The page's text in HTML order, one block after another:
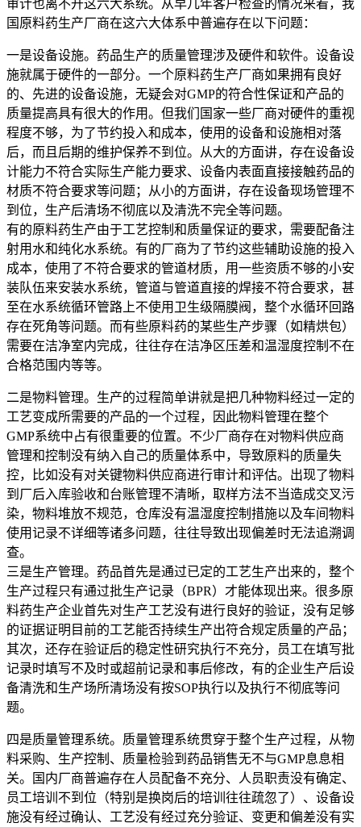
审计也离不开这六大系统。从早几年客户检查的情况来看，我
国原料药生产厂商在这六大体系中普遍存在以下问题：
一是设备设施。药品生产的质量管理涉及硬件和软件。设备设
施就属于硬件的一部分。一个原料药生产厂商如果拥有良好
的、先进的设备设施，无疑会对GMP的符合性保证和产品的
质量提高具有很大的作用。但我们国家一些厂商对硬件的重视
程度不够，为了节约投入和成本，使用的设备和设施相对落
后，而且后期的维护保养不到位。从大的方面讲，存在设备设
计能力不符合实际生产能力要求、设备内表面直接接触药品的
材质不符合要求等问题；从小的方面讲，存在设备现场管理不
到位，生产后清场不彻底以及清洗不完全等问题。
有的原料药生产由于工艺控制和质量保证的要求，需要配备注
射用水和纯化水系统。有的厂商为了节约这些辅助设施的投入
成本，使用了不符合要求的管道材质，用一些资质不够的小安
装队伍来安装水系统，管道与管道直接的焊接不符合要求，甚
至在水系统循环管路上不使用卫生级隔膜阀，整个水循环回路
存在死角等问题。而有些原料药的某些生产步骤（如精烘包）
需要在洁净室内完成，往往存在洁净区压差和温湿度控制不在
合格范围内等等。
二是物料管理。生产的过程简单讲就是把几种物料经过一定的
工艺变成所需要的产品的一个过程，因此物料管理在整个
GMP系统中占有很重要的位置。不少厂商存在对物料供应商
管理和控制没有纳入自己的质量体系中，导致原料的质量失
控，比如没有对关键物料供应商进行审计和评估。出现了物料
到厂后入库验收和台账管理不清晰，取样方法不当造成交叉污
染，物料堆放不规范，仓库没有温湿度控制措施以及车间物料
使用记录不详细等诸多问题，往往导致出现偏差时无法追溯调
查。
三是生产管理。药品首先是通过已定的工艺生产出来的，整个
生产过程只有通过批生产记录（BPR）才能体现出来。很多原
料药生产企业首先对生产工艺没有进行良好的验证，没有足够
的证据证明目前的工艺能否持续生产出符合规定质量的产品；
其次，还存在验证后的稳定性研究执行不充分，员工在填写批
记录时填写不及时或超前记录和事后修改，有的企业生产后设
备清洗和生产场所清场没有按SOP执行以及执行不彻底等问
题。
四是质量管理系统。质量管理系统贯穿于整个生产过程，从物
料采购、生产控制、质量检验到药品销售无不与GMP息息相
关。国内厂商普遍存在人员配备不充分、人员职责没有确定、
员工培训不到位（特别是换岗后的培训往往疏忽了）、设备设
施没有经过确认、工艺没有经过充分验证、变更和偏差没有实